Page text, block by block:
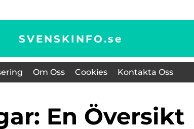
SVENSKINFO.se
Om Oss Cookies Kontakta Oss